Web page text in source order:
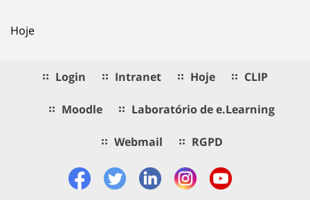
Hoje
Login Intranet Hoje CLIP
Moodle Laboratório de e.Learning
Webmail RGPD